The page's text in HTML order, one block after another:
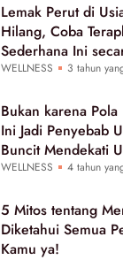
Lemak Perut di
Hilang, Coba
Sederhana Ini
WELLNESS 3 tahun
Bukan karena
Ini Jadi Penyebab
Buncit Mendekati
WELLNESS 4 tahun
5 Mitos tentang
Diketahui Semua
Kamu ya!